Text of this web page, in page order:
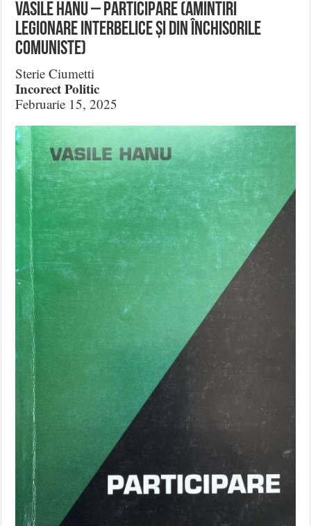
Vasile Hanu – Participare (Amintiri
legionare interbelice și din închisorile
comuniste)
Sterie Ciumetti
Incorect Politic
Februarie 15, 2025